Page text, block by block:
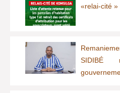
«relai-cité »
SIDIBÉ